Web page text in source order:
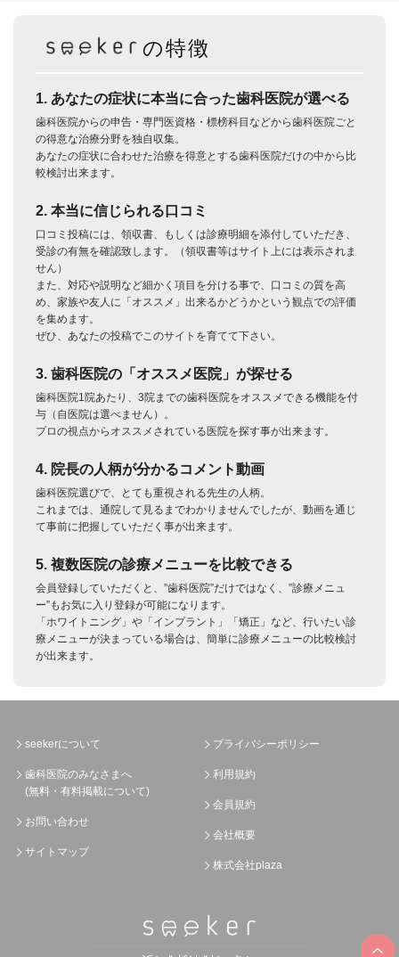
の特徴
1. あなたの症状に本当に合った歯科医院が選べる
歯科医院からの申告・専門医資格・標榜科目などから歯科医院ごと
の得意な治療分野を独自収集。
あなたの症状に合わせた治療を得意とする歯科医院だけの中から比
較検討出来ます。
2. 本当に信じられる口コミ
口コミ投稿には、領収書、もしくは診療明細を添付していただき、
受診の有無を確認致します。（領収書等はサイト上には表示されま
せん）
また、対応や説明など細かく項目を分ける事で、口コミの質を高
め、家族や友人に「オススメ」出来るかどうかという観点での評価
を集めます。
ぜひ、あなたの投稿でこのサイトを育てて下さい。
3. 歯科医院の「オススメ医院」が探せる
歯科医院1院あたり、3院までの歯科医院をオススメできる機能を付
与（自医院は選べません）。
プロの視点からオススメされている医院を探す事が出来ます。
4. 院長の人柄が分かるコメント動画
歯科医院選びで、とても重視される先生の人柄。
これまでは、通院して見るまでわかりませんでしたが、動画を通じ
て事前に把握していただく事が出来ます。
5. 複数医院の診療メニューを比較できる
会員登録していただくと、”歯科医院”だけではなく、”診療メニュ
ー”もお気に入り登録が可能になります。
「ホワイトニング」や「インプラント」「矯正」など、行いたい診
療メニューが決まっている場合は、簡単に診療メニューの比較検討
が出来ます。
seekerについて
歯科医院のみなさまへ
(無料・有料掲載について)
お問い合わせ
サイトマップ
プライバシーポリシー
利用規約
会員規約
会社概要
株式会社plaza